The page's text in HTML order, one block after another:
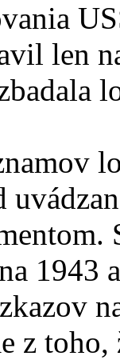
len
1943
z toho,